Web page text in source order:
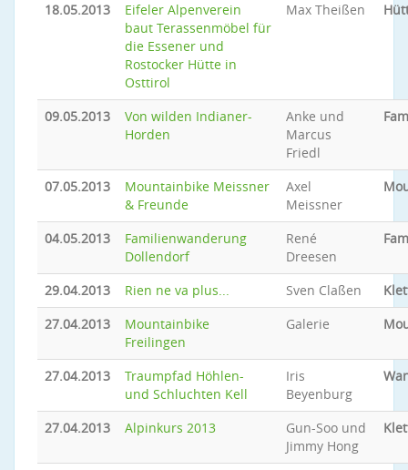
18.05.2013
Eifeler Alpenverein
baut Terassenmöbel für
die Essener und
Rostocker Hütte in
Osttirol
Max Theißen
09.05.2013
Von wilden Indianer-
Horden
Anke und
Marcus
Friedl
07.05.2013
Mountainbike Meissner
& Freunde
Axel
Meissner
04.05.2013
Familienwanderung
Dollendorf
René
Dreesen
29.04.2013 Rien ne va plus... Sven Claßen
27.04.2013
Mountainbike
Freilingen
Galerie
27.04.2013
Traumpfad Höhlen-
und Schluchten Kell
Iris
Beyenburg
27.04.2013 Alpinkurs 2013
Gun-Soo und
Jimmy Hong